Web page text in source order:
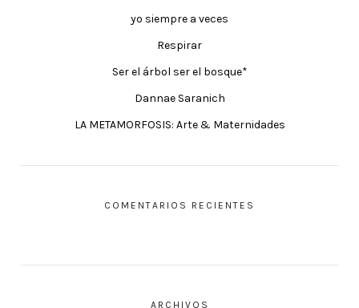
yo siempre a veces
Respirar
Ser el árbol ser el bosque*
Dannae Saranich
LA METAMORFOSIS: Arte & Maternidades
COMENTARIOS RECIENTES
ARCHIVOS